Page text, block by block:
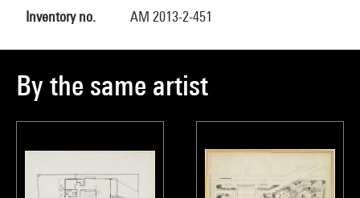
Inventory no. AM 2013-2-451
By the same artist